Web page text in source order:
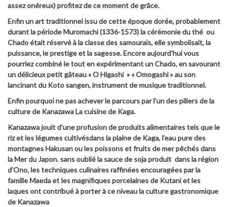
assez onéreux) profitez de ce moment de grâce.
Enfin un art traditionnel issu de cette époque dorée, probablement
durant la période Muromachi (1336-1573) la cérémonie du thé ou
Chado était réservé à la classe des samouraïs, elle symbolisait, la
puissance, le prestige et la sagesse. Encore aujourd’hui vous
pourriez combiné le tout en expérimentant un Chado, en savourant
un délicieux petit gâteau « O Higashi » « Omogashi » au son
lancinant du Koto sangen, instrument de musique traditionnel.
Enfin pourquoi ne pas achever le parcours par l’un des piliers de la
culture de Kanazawa La cuisine de Kaga.
Kanazawa jouit d’une profusion de produits alimentaires tels que le
riz et les légumes cultivésdans la plaine de Kaga, l’eau pure des
montagnes Hakusan ou les poissons et fruits de mer pêchés dans
la Mer du Japon. sans oublié la sauce de soja produit dans la région
d’Ono, les techniques culinaires raffinées encouragées par la
famille Maeda et les magnifiques porcelaines de Kutani et les
laques ont contribué à porter à ce niveau la culture gastronomique
de Kanazawa